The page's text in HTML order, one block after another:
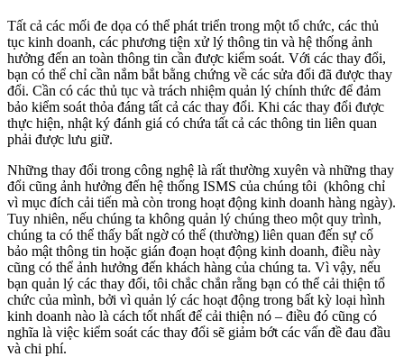
Tất cả các mối đe dọa có thể phát triển trong một tổ chức, các thủ
tục kinh doanh, các phương tiện xử lý thông tin và hệ thống ảnh
hưởng đến an toàn thông tin cần được kiểm soát. Với các thay đổi,
bạn có thể chỉ cần nắm bắt bằng chứng về các sửa đổi đã được thay
đổi. Cần có các thủ tục và trách nhiệm quản lý chính thức để đảm
bảo kiểm soát thỏa đáng tất cả các thay đổi. Khi các thay đổi được
thực hiện, nhật ký đánh giá có chứa tất cả các thông tin liên quan
phải được lưu giữ.
Những thay đổi trong công nghệ là rất thường xuyên và những thay
đổi cũng ảnh hưởng đến hệ thống ISMS của chúng tôi (không chỉ
vì mục đích cải tiến mà còn trong hoạt động kinh doanh hàng ngày).
Tuy nhiên, nếu chúng ta không quản lý chúng theo một quy trình,
chúng ta có thể thấy bất ngờ có thể (thường) liên quan đến sự cố
bảo mật thông tin hoặc gián đoạn hoạt động kinh doanh, điều này
cũng có thể ảnh hưởng đến khách hàng của chúng ta. Vì vậy, nếu
bạn quản lý các thay đổi, tôi chắc chắn rằng bạn có thể cải thiện tổ
chức của mình, bởi vì quản lý các hoạt động trong bất kỳ loại hình
kinh doanh nào là cách tốt nhất để cải thiện nó – điều đó cũng có
nghĩa là việc kiểm soát các thay đổi sẽ giảm bớt các vấn đề đau đầu
và chi phí.